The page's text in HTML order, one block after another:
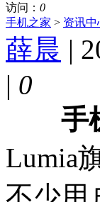
访问： 0
手机之家 > 资讯中
薛晨 |
| 0
手机
Lumia
不少用